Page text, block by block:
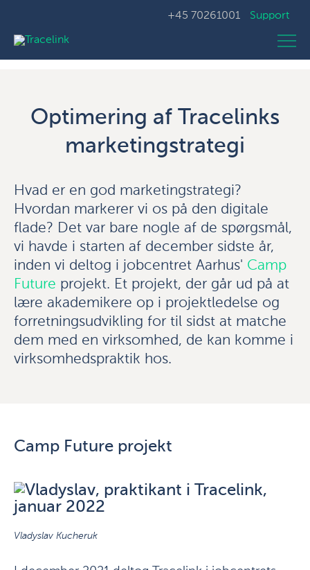
+45 70261001 Support
Optimering af Tracelinks
marketingstrategi
Hvad er en god marketingstrategi?
Hvordan markerer vi os på den digitale
flade? Det var bare nogle af de spørgsmål,
vi havde i starten af december sidste år,
inden vi deltog i jobcentret Aarhus' Camp
Future projekt. Et projekt, der går ud på at
lære akademikere op i projektledelse og
forretningsudvikling for til sidst at matche
dem med en virksomhed, de kan komme i
virksomhedspraktik hos.
Camp Future projekt
Vladyslav Kucheruk